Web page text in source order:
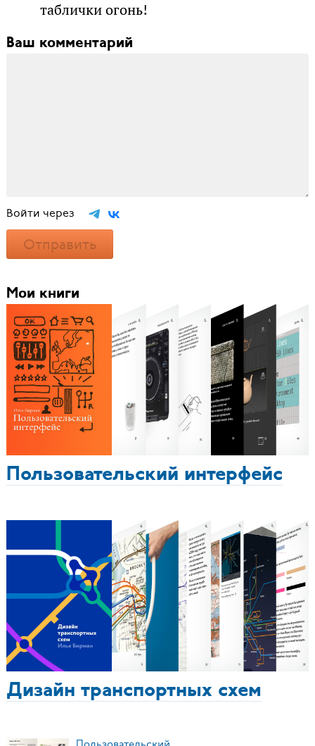
таблички огонь!
Ваш комментарий
Войти через
Отправить
Мои книги
Пользовательский интерфейс
Дизайн транспортных схем